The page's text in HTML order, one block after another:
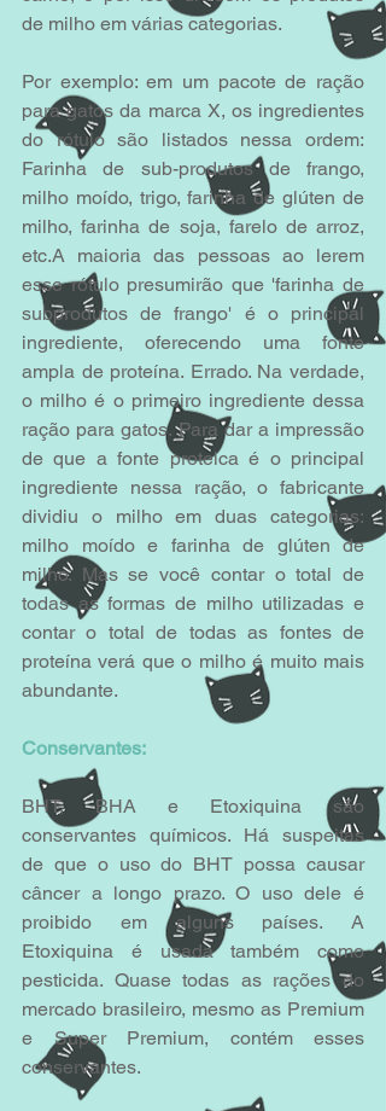
de milho em várias categorias.
Por exemplo: em um pacote de ração
para gatos da marca X, os ingredientes
do rótulo são listados nessa ordem:
Farinha de sub-produtos de frango,
milho moído, trigo, farinha de glúten de
milho, farinha de soja, farelo de arroz,
etc.A maioria das pessoas ao lerem
esse rótulo presumirão que 'farinha de
subprodutos de frango' é o principal
ingrediente, oferecendo uma fonte
ampla de proteína. Errado. Na verdade,
o milho é o primeiro ingrediente dessa
ração para gatos. Para dar a impressão
de que a fonte proteica é o principal
ingrediente nessa ração, o fabricante
dividiu o milho em duas categorias:
milho moído e farinha de glúten de
milho. Mas se você contar o total de
todas as formas de milho utilizadas e
contar o total de todas as fontes de
proteína verá que o milho é muito mais
abundante.
Conservantes:
BHT, BHA e Etoxiquina são
conservantes químicos. Há suspeitas
de que o uso do BHT possa causar
câncer a longo prazo. O uso dele é
proibido em alguns países. A
Etoxiquina é usada também como
pesticida. Quase todas as rações do
mercado brasileiro, mesmo as Premium
e Super Premium, contém esses
conservantes.